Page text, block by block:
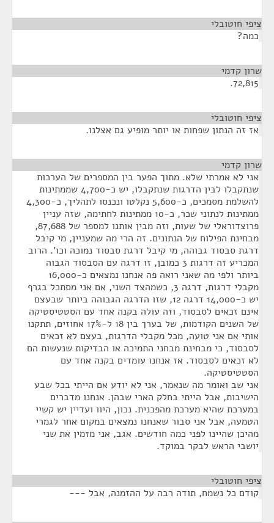
ציפי חוטובלי
כמה?
שרון קדמי
72,815.
ציפי חוטובלי
אז זה הנתון שפחות או יותר מופיע גם אצלנו.
שרון קדמי
אני לא אמרתי שלא. מתוך הפער בין המספרים של הערכות
שנתקבלו לבין הדרגות שנתקבלו, יש כ-4,700 שממתינות
להשלמת מסמכים, כ-5,600 נקלטו ונכנסו לתהליך, כ-4,300
ממתינות לנתוני שכר, כ-10 ממתינות לחתימה, שזה עניין
פרוצדוראלי של שעות, וזה מבין אותנו למספר של 87,688,
מבחינת הפילוח של הנתונים. זה הרי מה שמעניין, מי קיבל
דרגת סבסוד גבוהה, מי קיבל דרגת סבסוד נמוכה וכו'. הרוב
המכריע זה דרגות 3 כמובן, זו דרגה עם הסבסוד הגבוה
ביותר ולפי מה שאני רואה פה אנחנו נמצאים כ-16,000
מקבלי דרגות, דרגה 3, כשמהצד השני, אם אני מסתכל בגרף
יש כ-14,000 דרגה 12, שזו הדרגה הגבוהה ביותר שבעצם
אינם זכאים לסבסוד, וזה עולה בקנה אחד עם הסטטיסטיקה
של השנים הקודמות, של בערך בין 18 ל-17% אחוזים, תתקנו
אותי אם אני טועה, מכל מקבלי הדרגות, בעצם לא זכאים
לסבסוד, כי מבחינת מבחני התמיכה או הבדיקות שנעשות הם
לא זכאים לסבסוד. אז אנחנו עומדים בקנה אחד עם
הסטטיסטיקה.
אני שב ואומר מה שנאמר, אני לא יודע אם הייתי בכל שבע
הישיבות, אבל הייתי בחלק הארי שבהן. אנחנו מדברים
במערכת שהיא מערכת מהפכנית. נכון, היוו ועדיין יש קשיי
הטמעה, אבל אני סבור שאנחנו נמצאים במקום אחר לגמרי
מהיכן שהיינו לפני כמה חודשים. אגב, אני מזמין את שני
יושבי הראש לבקר במוקד.
ציפי חוטובלי
קודם כל נשמח, תודה רבה על ההזמנה, אבל ---